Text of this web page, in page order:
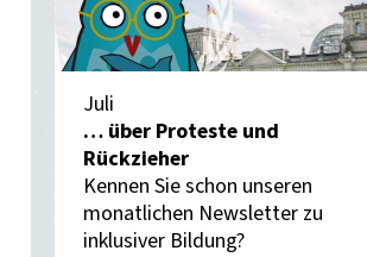
Juli
… über Proteste und
Rückzieher
Kennen Sie schon unseren
monatlichen Newsletter zu
inklusiver Bildung?